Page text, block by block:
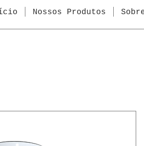
Nossos Produtos